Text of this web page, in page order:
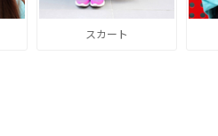
スカート